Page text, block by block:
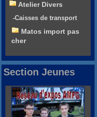
Atelier Divers
-Caisses de transport
Matos import pas
cher
Section Jeunes